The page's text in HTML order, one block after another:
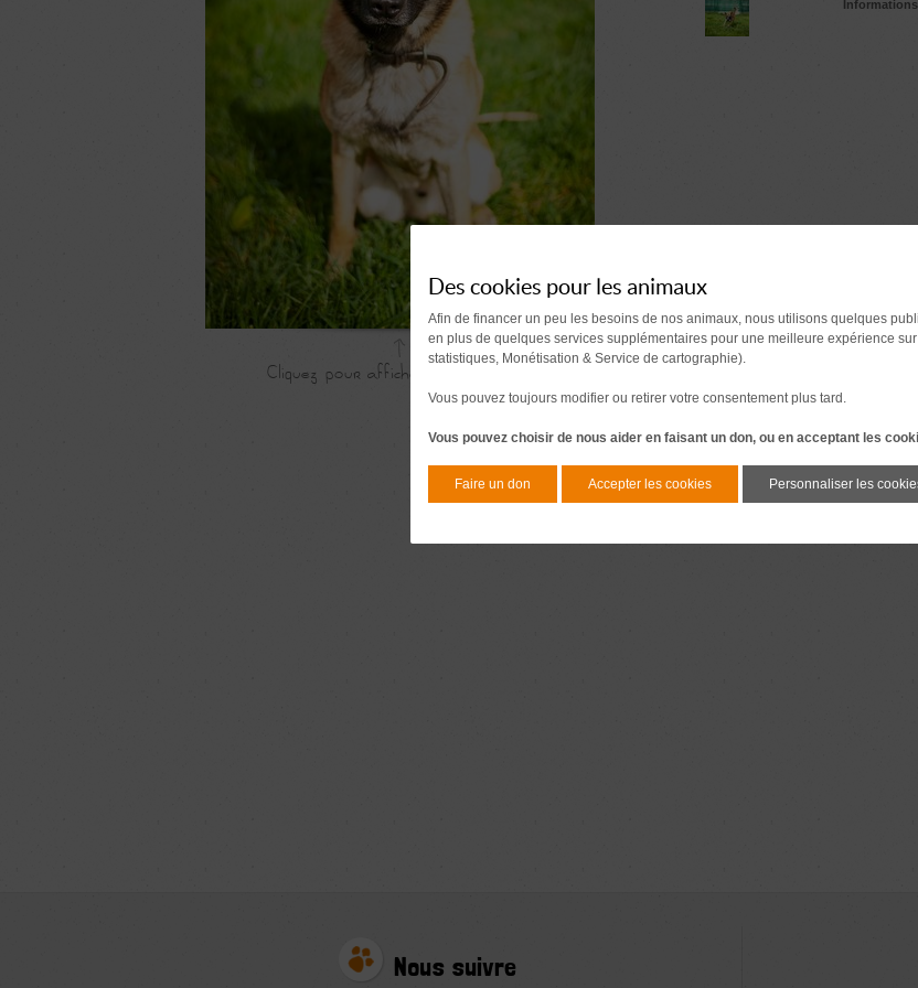
Informations
Comment se
Document à
Nous suivre
Des cookies pour les animaux
Afin de financer un peu les besoins de nos animaux, nous utilisons quelques
en plus de quelques services supplémentaires pour une meilleure expérience
statistiques, Monétisation & Service de cartographie).
Vous pouvez toujours modifier ou retirer votre consentement plus tard.
Vous pouvez choisir de nous aider en faisant un don, ou en acceptant les
Faire un don Accepter les cookies Personnaliser les